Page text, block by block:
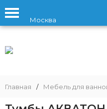
Москва
Главная / Мебель для